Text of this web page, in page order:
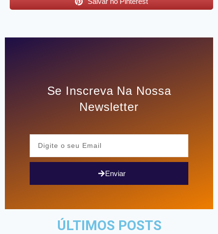
Se Inscreva Na Nossa
Newsletter
Enviar
ÚLTIMOS POSTS